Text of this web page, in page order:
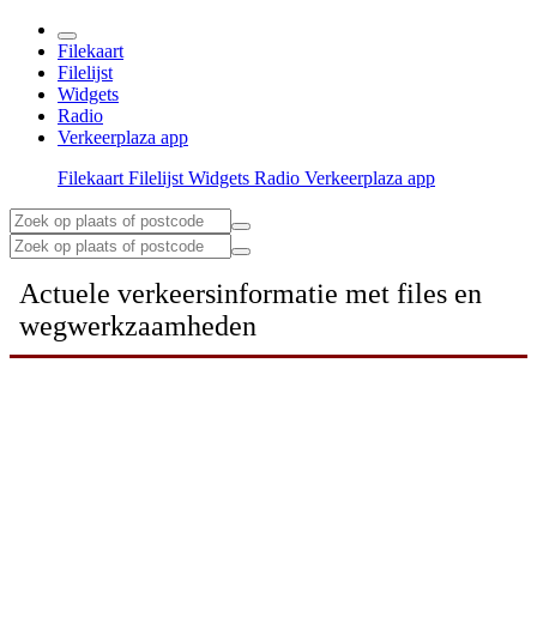
Filekaart
Filelijst
Widgets
Radio
Verkeerplaza app
Filekaart Filelijst Widgets Radio Verkeerplaza app
Actuele verkeersinformatie met files en
wegwerkzaamheden